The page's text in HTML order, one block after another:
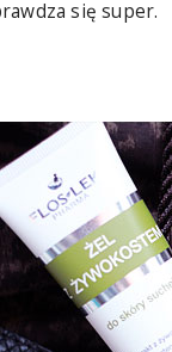
się super.